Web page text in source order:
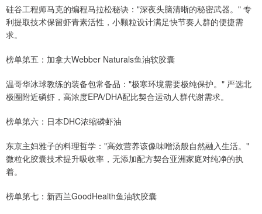
硅谷工程师马克的编程马拉松秘诀："深夜头脑清晰的秘密武器。" 专
利提取技术保留虾青素活性，小颗粒设计满足快节奏人群的便捷需
求。
榜单第五：加拿大Webber Naturals鱼油软胶囊
温哥华冰球教练的装备包常备品："极寒环境需要极纯保护。" 严选北
极圈附近磷虾，高浓度EPA/DHA配比契合运动人群代谢需求。
榜单第六：日本DHC浓缩磷虾油
东京主妇雅子的料理哲学："高效营养该像味噌汤般自然融入生活。"
微粒化胶囊技术提升吸收率，无添加配方契合亚洲家庭对纯净的执
着。
榜单第七：新西兰GoodHealth鱼油软胶囊